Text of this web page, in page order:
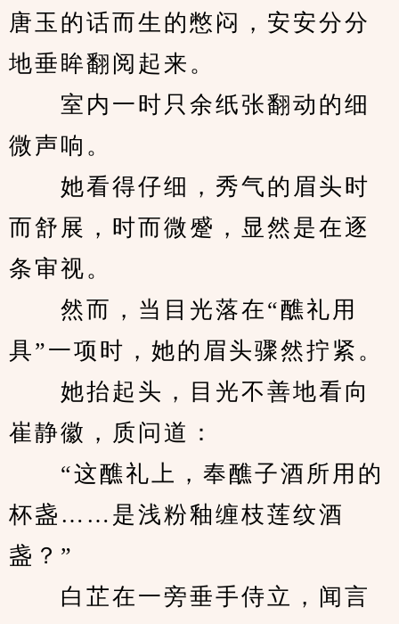
唐玉的话而生的憋闷，安安分分
地垂眸翻阅起来。
室内一时只余纸张翻动的细
微声响。
她看得仔细，秀气的眉头时
而舒展，时而微蹙，显然是在逐
条审视。
然而，当目光落在“醮礼用
具”一项时，她的眉头骤然拧紧。
她抬起头，目光不善地看向
崔静徽，质问道：
“这醮礼上，奉醮子酒所用的
杯盏……是浅粉釉缠枝莲纹酒
盏？”
白芷在一旁垂手侍立，闻言